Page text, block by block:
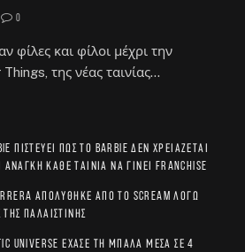
0
φίλες και φίλοι μέχρι την
της νέας ταινίας…
πιστεύει πως το Barbie δεν χρειάζεται
ανάγκη κάθε ταινία να γίνει franchise
απολύθηκε από το Scream λόγω
Παλαιστίνης
Universe έχασε τη μπάλα μέσα σε 4